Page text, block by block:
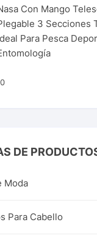
Con Mango
3 Secciones
Para Pesca
DE
Moda
Para Cabello